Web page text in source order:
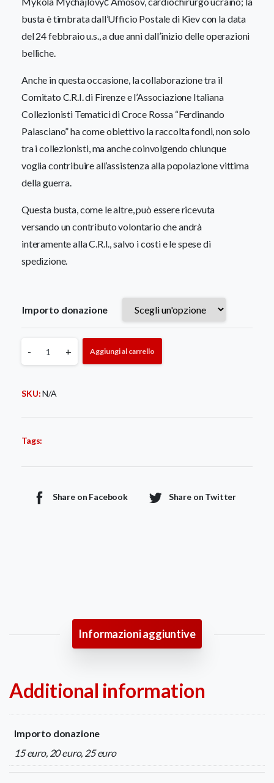
busta è timbrata dall’Ufficio Postale di Kiev con la data
del 24 febbraio u.s., a due anni dall’inizio delle operazioni
belliche.
Anche in questa occasione, la collaborazione tra il
Comitato C.R.I. di Firenze e l’Associazione Italiana
Collezionisti Tematici di Croce Rossa “Ferdinando
Palasciano” ha come obiettivo la raccolta fondi, non solo
tra i collezionisti, ma anche coinvolgendo chiunque
voglia contribuire all’assistenza alla popolazione vittima
della guerra.
Questa busta, come le altre, può essere ricevuta
versando un contributo volontario che andrà
interamente alla C.R.I., salvo i costi e le spese di
spedizione.
Importo donazione
Due
Busta
- + Aggiungi al carrello
SKU:N/A
Tags:
Share on Facebook Share on Twitter
Informazioni aggiuntive
Additional information
Importo donazione
15 euro, 20 euro, 25 euro